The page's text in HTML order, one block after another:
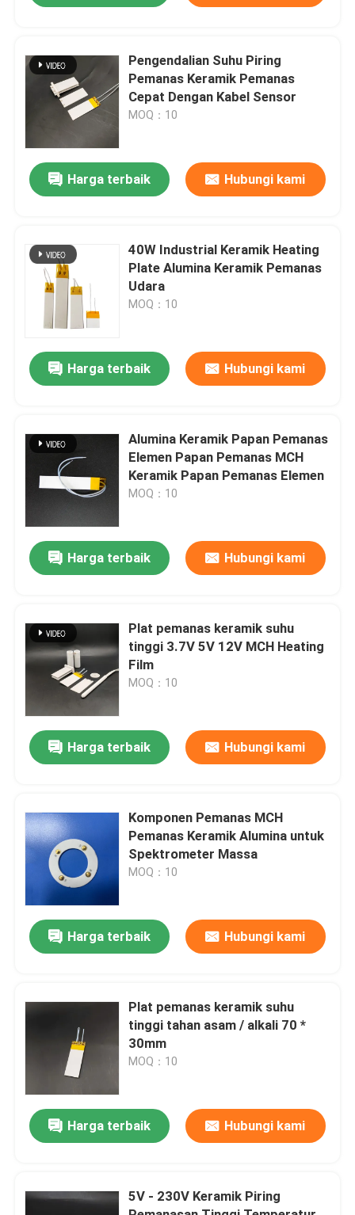
Rumah
Video
Pertunjukan VR
Tentang kami
Tur Pabrik
Kontrol kualitas
Hubungi kami
Permintaan Penawaran
Pengendalian Suhu Piring
Pemanas Keramik Pemanas
Cepat Dengan Kabel Sensor
MOQ：10
Harga terbaik Hubungi kami
40W Industrial Keramik Heating
Plate Alumina Keramik Pemanas
Udara
MOQ：10
Harga terbaik Hubungi kami
Alumina Keramik Papan Pemanas
Elemen Papan Pemanas MCH
Keramik Papan Pemanas Elemen
MOQ：10
Harga terbaik Hubungi kami
Plat pemanas keramik suhu
tinggi 3.7V 5V 12V MCH Heating
Film
MOQ：10
Harga terbaik Hubungi kami
Komponen Pemanas MCH
Pemanas Keramik Alumina untuk
Spektrometer Massa
MOQ：10
Harga terbaik Hubungi kami
Plat pemanas keramik suhu
tinggi tahan asam / alkali 70 *
30mm
MOQ：10
Harga terbaik Hubungi kami
5V - 230V Keramik Piring